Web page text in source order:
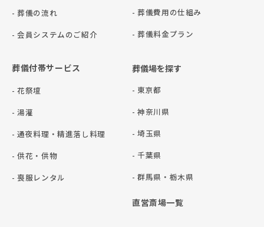
- 葬儀の流れ
- 会員システムのご紹介
- 葬儀費用の仕組み
- 葬儀料金プラン
葬儀付帯サービス
- 花祭壇
- 湯灌
- 通夜料理・精進落し料理
- 供花・供物
- 喪服レンタル
葬儀場を探す
- 東京都
- 神奈川県
- 埼玉県
- 千葉県
- 群⾺県・栃⽊県
直営斎場一覧